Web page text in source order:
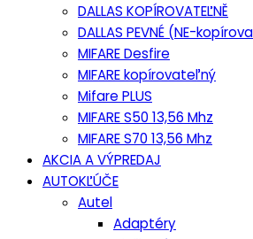
DALLAS KOPÍROVATEĽNĚ
DALLAS PEVNÉ (NE-
MIFARE Desfire
MIFARE kopírovateľný
Mifare PLUS
MIFARE S50 13,56 Mhz
MIFARE S70 13,56 Mhz
AKCIA A VÝPREDAJ
AUTOKĽÚČE
Autel
Adaptéry